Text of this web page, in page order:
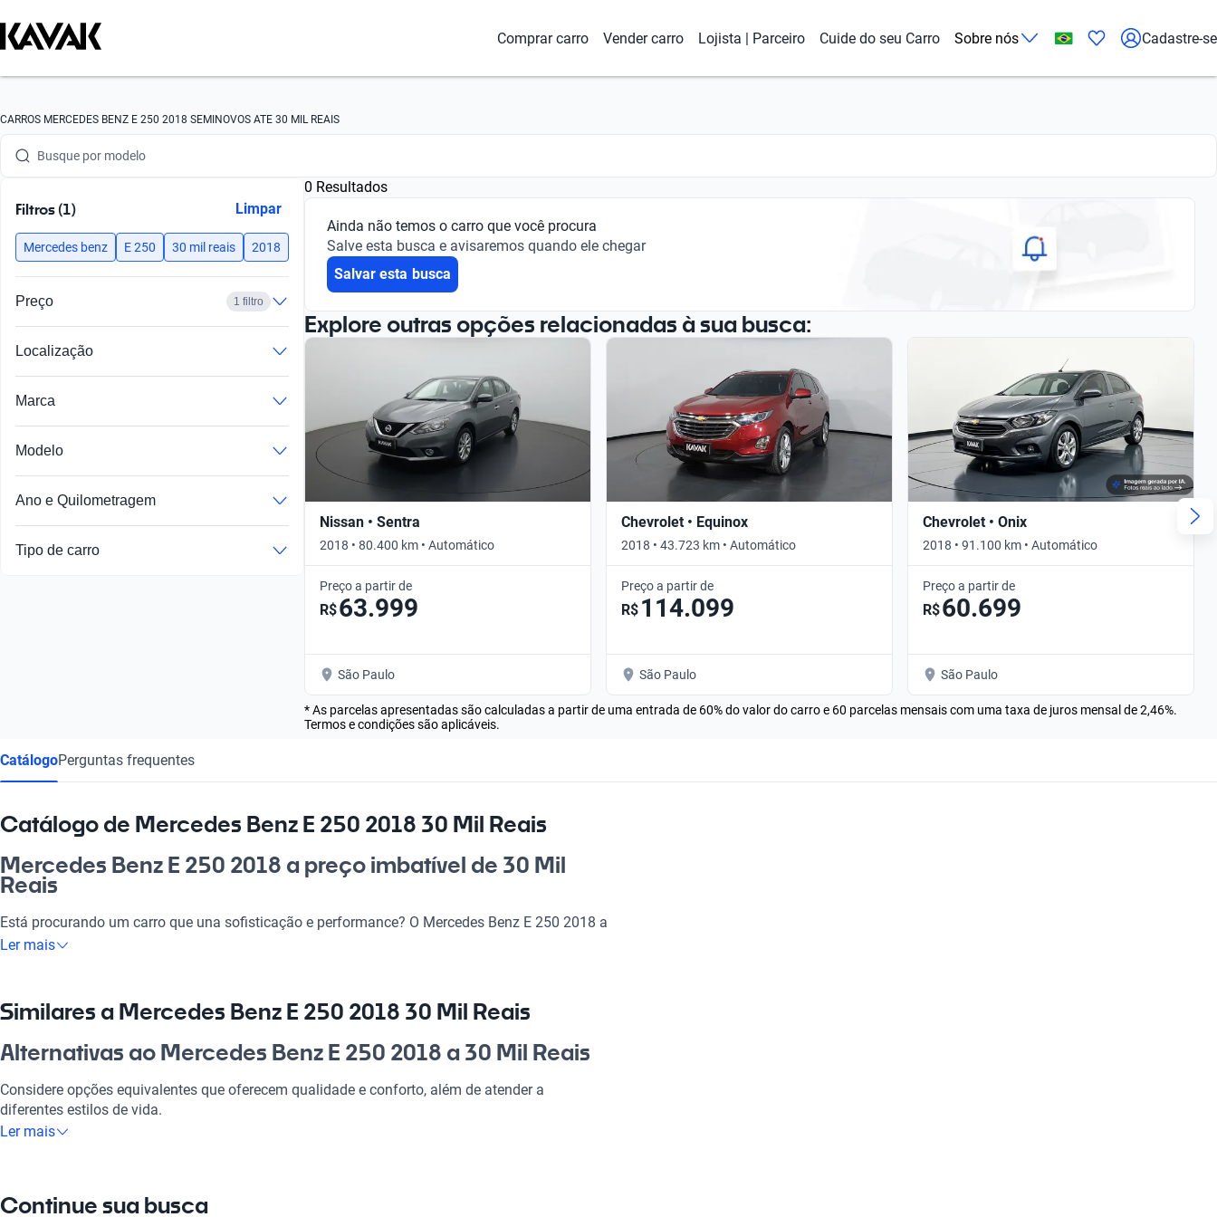
Comprar carro Vender carro Lojista | Parceiro Cuide do seu Carro Sobre nós Cadastre-se
CARROS MERCEDES BENZ E 250 2018 SEMINOVOS ATE 30 MIL REAIS
Busque por marca
Busque por modelo
Busque por ano
Busque por marca
Busque por versão
Busque por ano
Filtros (1) Limpar
Mercedes benz E 250 30 mil reais 2018
Preço 1 filtro
Localização
Marca
Modelo
Ano e Quilometragem
Tipo de carro
0 Resultados
Ainda não temos o carro que você procura
Salve esta busca e avisaremos quando ele chegar
Salvar esta busca
Explore outras opções relacionadas à sua busca:
Nissan • Sentra
2018 • 80.400 km • Automático
Preço a partir de
R$63.999
São Paulo
Chevrolet • Equinox
2018 • 43.723 km • Automático
Preço a partir de
R$ 114.099
São Paulo
Chevrolet • Onix
2018 • 91.100 km • Automático
Preço a partir de
R$60.699
São Paulo
* As parcelas apresentadas são calculadas a partir de uma entrada de 60% do valor do carro e 60 parcelas mensais com uma taxa de juros mensal de 2,46%.
Termos e condições são aplicáveis.
CatálogoPerguntas frequentes
Catálogo de Mercedes Benz E 250 2018 30 Mil Reais
Mercedes Benz E 250 2018 a preço imbatível de 30 Mil
Reais
Está procurando um carro que una sofisticação e performance? O Mercedes Benz E 250 2018 a
30 mil reais é a opção perfeita para você. Com design elegante e potência no motor, esse
conforto e modernidade ao seu estilo de vida.
Por que escolher Mercedes Benz E 250 2018 30 Mil Reais?
Desfrute da melhor tecnologia com Tecnologia moderna, fazendo de cada viagem uma
experiência conectada e confortável.
Opções comoMercedes Benz Sprinter
Ler mais
Similares a Mercedes Benz E 250 2018 30 Mil Reais
Alternativas ao Mercedes Benz E 250 2018 a 30 Mil Reais
Considere opções equivalentes que oferecem qualidade e conforto, além de atender a
diferentes estilos de vida.
Ler mais
Continue sua busca